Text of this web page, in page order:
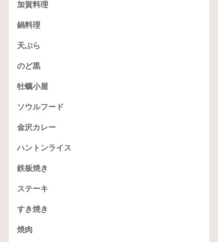
加賀料理
鍋料理
天ぷら
のど黒
牡蠣小屋
ソウルフード
金沢カレー
ハントンライス
鉄板焼き
ステーキ
すき焼き
焼肉